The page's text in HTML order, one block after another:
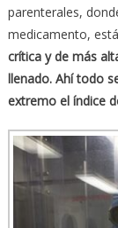
parenterales,
medicamento,
crítica y de más
llenado. Ahítodo
extremo el índice